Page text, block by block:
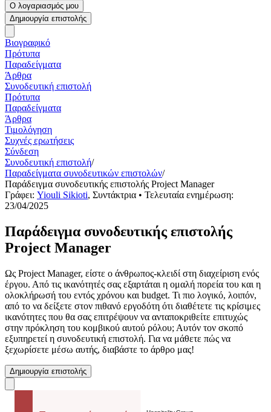
Ο λογαριασμός μου
Δημιουργία επιστολής
Βιογραφικό
Πρότυπα
Παραδείγματα
Άρθρα
Συνοδευτική επιστολή
Πρότυπα
Παραδείγματα
Άρθρα
Τιμολόγηση
Συχνές ερωτήσεις
Σύνδεση
Συνοδευτική επιστολή/
Παραδείγματα συνοδευτικών επιστολών/
Παράδειγμα συνοδευτικής επιστολής Project Manager
Γράφει: Yiouli Sikioti, Συντάκτρια • Τελευταία ενημέρωση:
23/04/2025
Παράδειγμα συνοδευτικής επιστολής
Project Manager
Ως Project Manager, είστε ο άνθρωπος-κλειδί στη διαχείριση ενός
έργου. Από τις ικανότητές σας εξαρτάται η ομαλή πορεία του και η
ολοκλήρωσή του εντός χρόνου και budget. Τι πιο λογικό, λοιπόν,
από το να δείξετε στον πιθανό εργοδότη ότι διαθέτετε τις κρίσιμες
ικανότητες που θα σας επιτρέψουν να ανταποκριθείτε επιτυχώς
στην πρόκληση του κομβικού αυτού ρόλου; Αυτόν τον σκοπό
εξυπηρετεί η συνοδευτική επιστολή. Για να μάθετε πώς να
ξεχωρίσετε μέσω αυτής, διαβάστε το άρθρο μας!
Δημιουργία επιστολής